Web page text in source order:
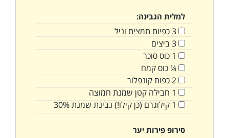
למלית הגבינה:
3כפיות תמצית וניל
3ביצים
1 כוססוכר
¼כוסקמח
2כפותקונפלור
1 חבילה קטן שמנת חמוצה
1 קילוגרם (כן קילו!) גבינת שמנת 30%
סירופ פירות יער